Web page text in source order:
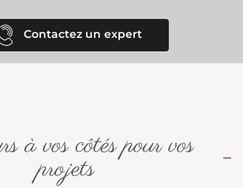
Contactez un expert
à vos côtés pour vos
projets